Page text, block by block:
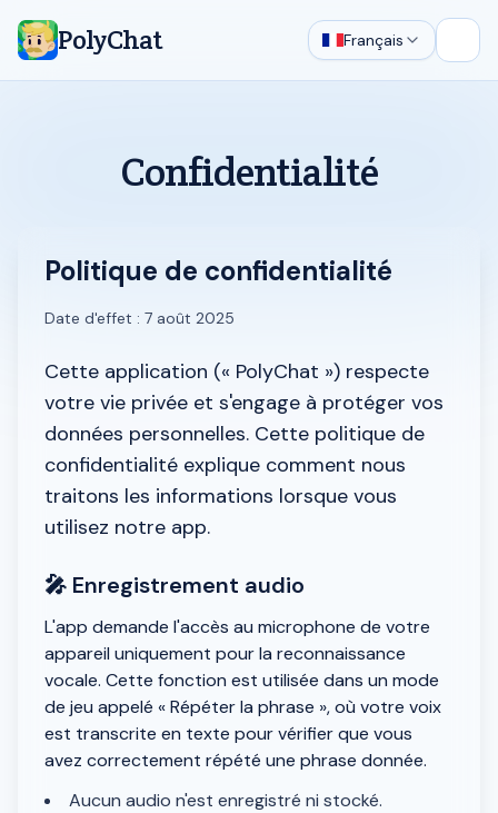
PolyChat Français
Confidentialité
Politique de confidentialité
Date d'effet : 7 août 2025
Cette application (« PolyChat ») respecte
votre vie privée et s'engage à protéger vos
données personnelles. Cette politique de
confidentialité explique comment nous
traitons les informations lorsque vous
utilisez notre app.
🎤 Enregistrement audio
L'app demande l'accès au microphone de votre
appareil uniquement pour la reconnaissance
vocale. Cette fonction est utilisée dans un mode
de jeu appelé « Répéter la phrase », où votre voix
est transcrite en texte pour vérifier que vous
avez correctement répété une phrase donnée.
Aucun audio n'est enregistré ni stocké.